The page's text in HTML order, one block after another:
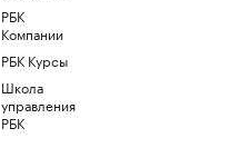
РБК
Компании
РБК Курсы
Школа
управления
РБК